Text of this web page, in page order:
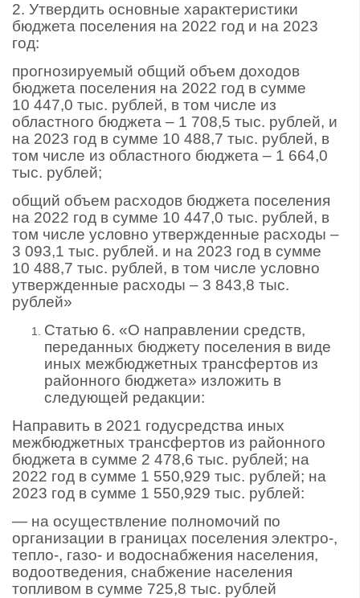
2. Утвердить основные характеристики
бюджета поселения на 2022 год и на 2023
год:
прогнозируемый общий объем доходов
бюджета поселения на 2022 год в сумме
10 447,0 тыс. рублей, в том числе из
областного бюджета – 1 708,5 тыс. рублей, и
на 2023 год в сумме 10 488,7 тыс. рублей, в
том числе из областного бюджета – 1 664,0
тыс. рублей;
общий объем расходов бюджета поселения
на 2022 год в сумме 10 447,0 тыс. рублей, в
том числе условно утвержденные расходы –
3 093,1 тыс. рублей. и на 2023 год в сумме
10 488,7 тыс. рублей, в том числе условно
утвержденные расходы – 3 843,8 тыс.
рублей»
Статью 6. «О направлении средств,
переданных бюджету поселения в виде
иных межбюджетных трансфертов из
районного бюджета» изложить в
следующей редакции:
Направить в 2021 годусредства иных
межбюджетных трансфертов из районного
бюджета в сумме 2 478,6 тыс. рублей; на
2022 год в сумме 1 550,929 тыс. рублей; на
2023 год в сумме 1 550,929 тыс. рублей:
— на осуществление полномочий по
организации в границах поселения электро-,
тепло-, газо- и водоснабжения населения,
водоотведения, снабжение населения
топливом в сумме 725,8 тыс. рублей